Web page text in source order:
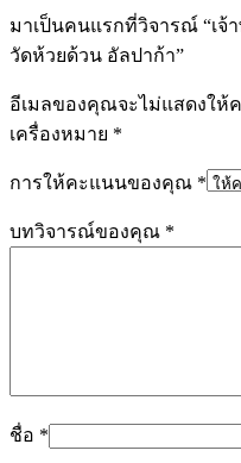
มาเป็นคนแรกที่วิจารณ์ “เ
วัดห้วยด้วน อัลปาก้า”
อีเมลของคุณจะไม่แสดงให้
เครื่องหมาย *
การให้คะแนนของคุณ *
บทวิจารณ์ของคุณ *
ชื่อ *